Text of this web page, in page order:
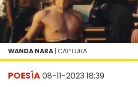
POESÍA08-11-2023 18:39
WANDA NARA | CAPTURA